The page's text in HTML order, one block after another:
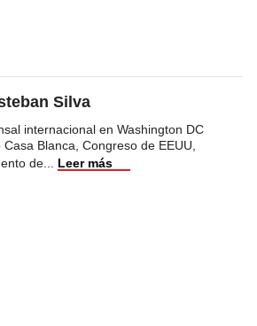
Silva
internacional en Washington DC
Blanca, Congreso de EEUU,
de
Leer más